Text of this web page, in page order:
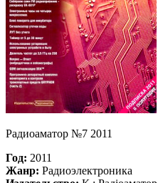
Радиоаматор №7 2011
Год: 2011
Жанр: Радиоэлектроника